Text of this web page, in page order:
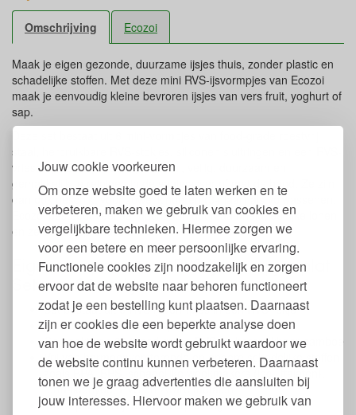
Jouw cookie voorkeuren
Om onze website goed te laten werken en te
verbeteren, maken we gebruik van cookies en
vergelijkbare technieken. Hiermee zorgen we
voor een betere en meer persoonlijke ervaring.
Functionele cookies zijn noodzakelijk en zorgen
ervoor dat de website naar behoren functioneert
zodat je een bestelling kunt plaatsen. Daarnaast
zijn er cookies die een beperkte analyse doen
van hoe de website wordt gebruikt waardoor we
de website continu kunnen verbeteren. Daarnaast
tonen we je graag advertenties die aansluiten bij
jouw interesses. Hiervoor maken we gebruik van
Omschrijving Ecozoi
Maak je eigen gezonde, duurzame ijsjes thuis, zonder plastic en
schadelijke stoffen. Met deze mini RVS-ijsvormpjes van Ecozoi
maak je eenvoudig kleine bevroren ijsjes van vers fruit, yoghurt of
sap.
staal, herbruikbare RVS-stokjes, siliconen sluitringen en een RVS-
vriesrekje. Ze zijn 100% plasticvrij, veilig, duurzaam en
gemakkelijk te reinigen in de vaatwasser of met de hand. Ze zijn
dan ook geschikt voor zowel kinderen (3+ jaar) als volwassenen.
Ecozoi besteedt veel aandacht aan duurzaamheid, eerlijke lonen
en zero-wasteproductie.
Eigenschappen mini RVS ijsvormpjes plat
Set van 6 in rekje
Set bestaat uit 6 RVS ijsvormpjes in een RVS rekje
Met schoonmaakborsteltje
Gemaakt van 304 food grade RVS en herbruikbaar bamboe
Vrij van hormoonverstorende en andere schadelijke stoffen
zoals BPA, BPS, schadelijke weekmakers (incl. ftalaten),
formaldehyde, PVC en zware metalen
100% plastic vrij, ook de verpakking